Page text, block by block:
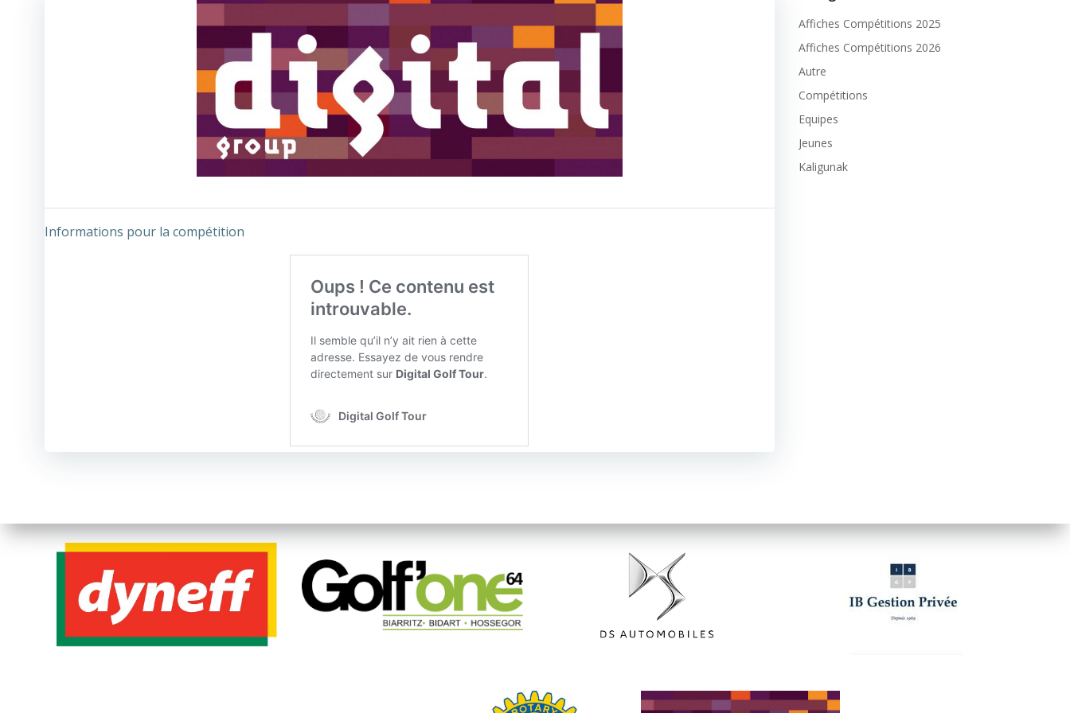
Informations pour la compétition
Affiches Compétitions 2025
Affiches Compétitions 2026
Autre
Compétitions
Equipes
Jeunes
Kaligunak